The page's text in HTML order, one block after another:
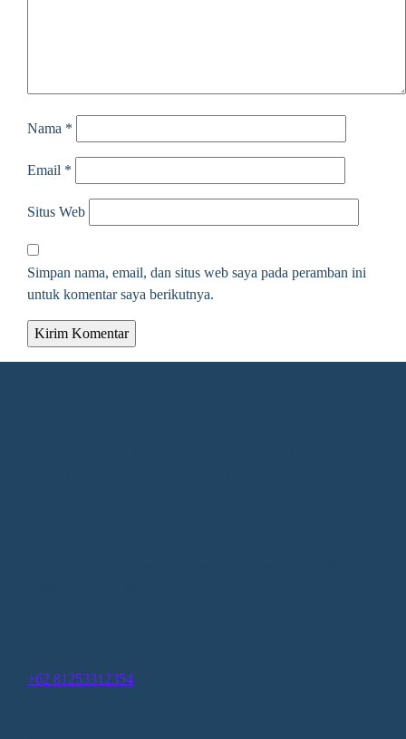
Nama *
Email *
Situs Web
Simpan nama, email, dan situs web saya pada peramban ini
untuk komentar saya berikutnya.
+62 81253312354